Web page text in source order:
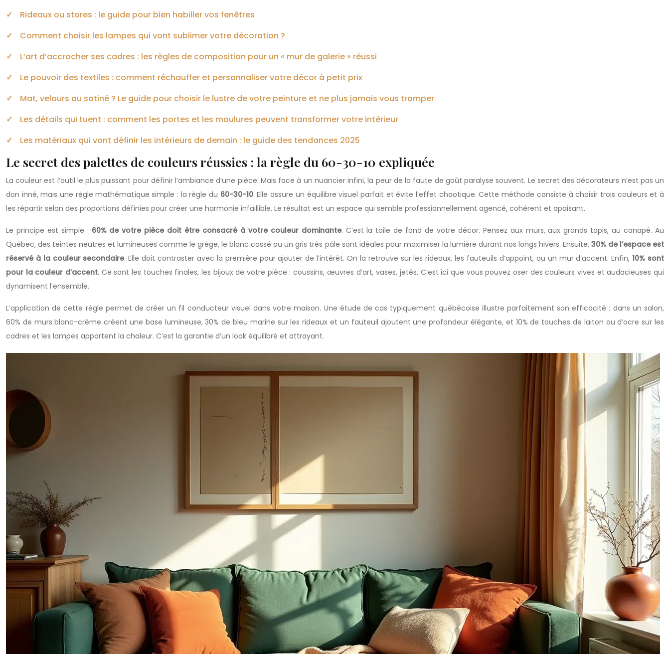
Rideaux ou stores : le guide pour bien habiller vos fenêtres
Comment choisir les lampes qui vont sublimer votre décoration ?
L’art d’accrocher ses cadres : les règles de composition pour un « mur de galerie » réussi
Le pouvoir des textiles : comment réchauffer et personnaliser votre décor à petit prix
Mat, velours ou satiné ? Le guide pour choisir le lustre de votre peinture et ne plus jamais vous tromper
Les détails qui tuent : comment les portes et les moulures peuvent transformer votre intérieur
Les matériaux qui vont définir les intérieurs de demain : le guide des tendances 2025
Le secret des palettes de couleurs réussies : la règle du 60-30-10 expliquée
La couleur est l’outil le plus puissant pour définir l’ambiance d’une pièce. Mais face à un nuancier infini, la peur de la faute de goût paralyse souvent. Le secret des décorateurs n’est pas un
don inné, mais une règle mathématique simple : la règle du 60-30-10. Elle assure un équilibre visuel parfait et évite l’effet chaotique. Cette méthode consiste à choisir trois couleurs et à
les répartir selon des proportions définies pour créer une harmonie infaillible. Le résultat est un espace qui semble professionnellement agencé, cohérent et apaisant.
Le principe est simple : 60% de votre pièce doit être consacré à votre couleur dominante. C’est la toile de fond de votre décor. Pensez aux murs, aux grands tapis, au canapé. Au
Québec, des teintes neutres et lumineuses comme le grège, le blanc cassé ou un gris très pâle sont idéales pour maximiser la lumière durant nos longs hivers. Ensuite, 30% de l’espace est
réservé à la couleur secondaire. Elle doit contraster avec la première pour ajouter de l’intérêt. On la retrouve sur les rideaux, les fauteuils d’appoint, ou un mur d’accent. Enfin,10% sont
pour la couleur d’accent. Ce sont les touches finales, les bijoux de votre pièce : coussins, œuvres d’art, vases, jetés. C’est ici que vous pouvez oser des couleurs vives et audacieuses qui
dynamisent l’ensemble.
L’application de cette règle permet de créer un fil conducteur visuel dans votre maison. Une étude de cas typiquement québécoise illustre parfaitement son efficacité : dans un salon,
60% de murs blanc-crème créent une base lumineuse, 30% de bleu marine sur les rideaux et un fauteuil ajoutent une profondeur élégante, et 10% de touches de laiton ou d’ocre sur les
cadres et les lampes apportent la chaleur. C’est la garantie d’un look équilibré et attrayant.